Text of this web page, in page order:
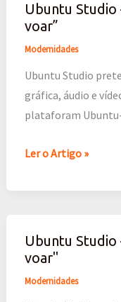
Ubuntu Studio
voar”
Modernidades
Ubuntu Studio
gráfica, áudio e
plataforam
Ubuntu
Studio
–
“Deixe
sua
criatividade
Ler o Artigo »
Ubuntu Studio
voar"
Modernidades
Ubuntu
Studio
–